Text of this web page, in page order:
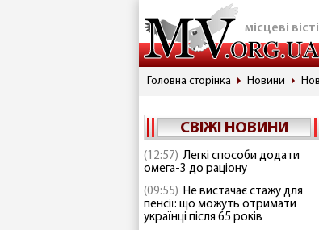
місцеві вісті
Головна сторінка Новини
СВІЖІ НОВИНИ
(12:57) Легкі способи додати
омега-3 до раціону
(09:55) Не вистачає стажу для
пенсії: що можуть отримати
українці після 65 років